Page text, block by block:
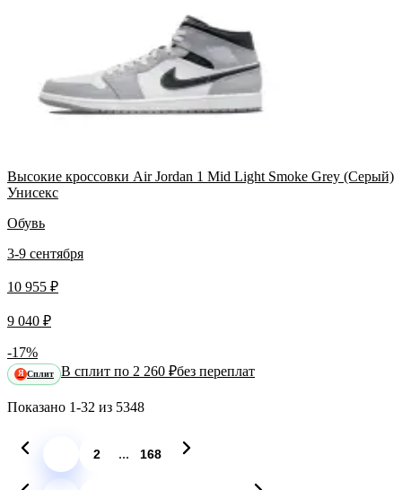
Высокие кроссовки Air Jordan 1 Mid Light Smoke Grey (Серый)
Унисекс
Обувь
3-9 сентября
10 955 ₽
9 040 ₽
-17%
Я Сплит В сплит по 2 260 ₽без переплат
Показано 1-32 из 5348
2 ... 168